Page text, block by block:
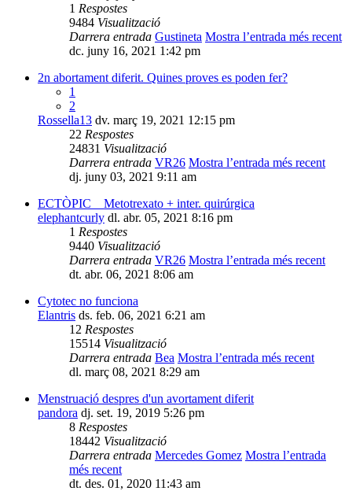
1 Respostes
9484 Visualització
Darrera entrada Gustineta Mostra l’entrada més recent
dc. juny 16, 2021 1:42 pm
2n abortament diferit. Quines proves es poden fer?
1
2
Rossella13 dv. març 19, 2021 12:15 pm
22 Respostes
24831 Visualització
Darrera entrada VR26 Mostra l’entrada més recent
dj. juny 03, 2021 9:11 am
ECTÒPIC _ Metotrexato + inter. quirúrgica
elephantcurly dl. abr. 05, 2021 8:16 pm
1 Respostes
9440 Visualització
Darrera entrada VR26 Mostra l’entrada més recent
dt. abr. 06, 2021 8:06 am
Cytotec no funciona
Elantris ds. feb. 06, 2021 6:21 am
12 Respostes
15514 Visualització
Darrera entrada Bea Mostra l’entrada més recent
dl. març 08, 2021 8:29 am
Menstruació despres d'un avortament diferit
pandora dj. set. 19, 2019 5:26 pm
8 Respostes
18442 Visualització
Darrera entrada Mercedes Gomez Mostra l’entrada
més recent
dt. des. 01, 2020 11:43 am